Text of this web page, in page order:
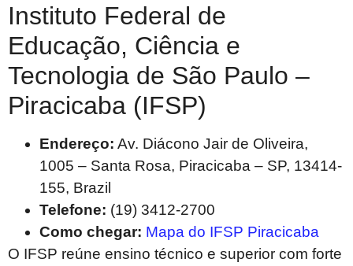
Instituto Federal de
Educação, Ciência e
Tecnologia de São Paulo –
Piracicaba (IFSP)
Endereço: Av. Diácono Jair de Oliveira,
1005 – Santa Rosa, Piracicaba – SP, 13414-
155, Brazil
Telefone: (19) 3412-2700
Como chegar: Mapa do IFSP Piracicaba
O IFSP reúne ensino técnico e superior com forte